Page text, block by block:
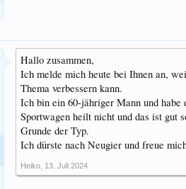
Hallo zusammen,
Ich melde mich heute bei Ihnen an,
Thema verbessern kann.
Ich bin ein 60-jähriger Mann und habe
Sportwagen heilt nicht und das ist gut
Grunde der Typ.
Ich dürste nach Neugier und freue
Heiko 13. Juli 2024